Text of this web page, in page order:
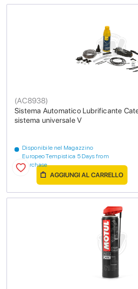
Sistema Automatico Lubrificante
sistema universale V
(AC8938)
Disponibile nel Magazzino
Europeo Tempistica 5 Days from
purchase
AGGIUNGI AL CARRELLO